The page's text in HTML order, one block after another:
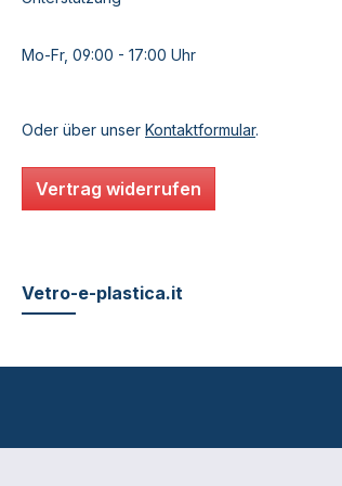
Mo-Fr, 09:00 - 17:00 Uhr
Oder über unser Kontaktformular.
Vertrag widerrufen
Vetro-e-plastica.it